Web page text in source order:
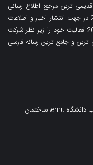
قدیمی ترین مرجع اطلاع رسانی
فارسی زبان در قبرس فعالیت خود را از سال 2014 در جهت انتشار اخبار و اطلاعات
در حوزه های مختلف آغاز کرده و از آغاز سال 2019 فعالیت خود را زیر نظر شرکت
و جامع ترین رسانه فارسی
قبرس شمالی، فاماگوستا، خیابان سالامیس، جنب دانشگاه emu، ساختمان